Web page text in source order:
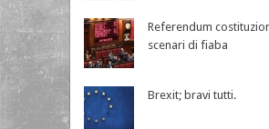
Referendum
scenari di fiaba
Brexit; bravi tutti.